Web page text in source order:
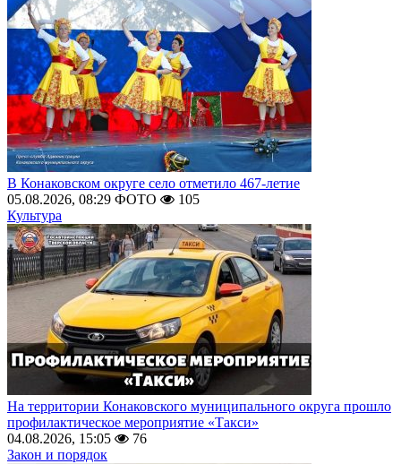
В Конаковском округе село отметило 467-летие
05.08.2026, 08:29 ФОТО
105
Культура
На территории Конаковского муниципального округа прошло
профилактическое мероприятие «Такси»
04.08.2026, 15:05
76
Закон и порядок